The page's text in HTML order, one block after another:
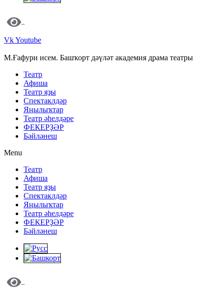
VkYoutube
М.Ғафури исем. Башҡорт дәүләт академия драма театры
Театр
Афиша
Театр яҙы
Спектаклдәр
Яңылыҡтар
Театр әһелдәре
ФЕКЕРҘӘР
Бәйләнеш
Menu
Театр
Афиша
Театр яҙы
Спектаклдәр
Яңылыҡтар
Театр әһелдәре
ФЕКЕРҘӘР
Бәйләнеш